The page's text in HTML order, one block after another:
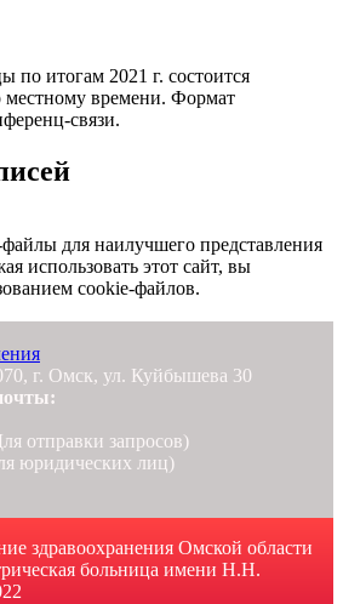
по итогам 2021 г. состоится
местному времени. Формат
связи.
для наилучшего представления
использовать этот сайт, вы
cookie-файлов.
г. Омск, ул. Куйбышева 30
отправки запросов)
юридических лиц)
здравоохранения Омской области
больница имени Н.Н.